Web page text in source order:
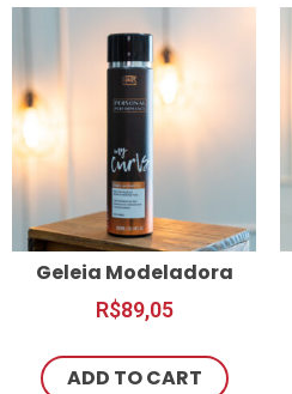
Geleia Modeladora
R$89,05
ADD TO CART